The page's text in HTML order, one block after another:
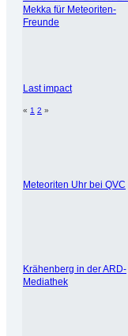
Mekka für Meteoriten-
Freunde
Last impact
« 1 2 »
Meteoriten Uhr bei QVC
Krähenberg in der ARD-
Mediathek